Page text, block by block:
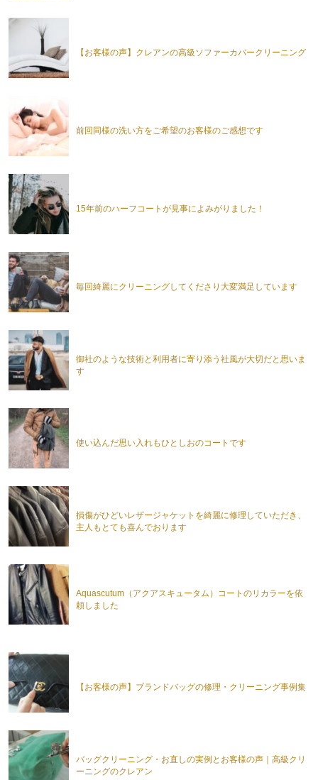
【お客様の声】クレアンの高級ソファーカバークリーニング
前回同様の洗い方をご希望のお客様のご感想です
15年前のハーフコートが見事によみがりました！
毎回綺麗にクリーニングしてくださり大変満足しています
御社のような技術と利用者に寄り添う社風が大切だと思いま
す
使い込んだ思い入れもひとしおのコートです
損傷がひどいレザージャケットを綺麗に修理していただき、
主人もとても喜んでおります
Aquascutum（アクアスキュータム）コートのリカラーを依
頼しました
【お客様の声】ブランドバッグの修理・クリーニング事例集
バッグクリーニング・お直しの実例とお客様の声｜高級クリ
ーニングのクレアン